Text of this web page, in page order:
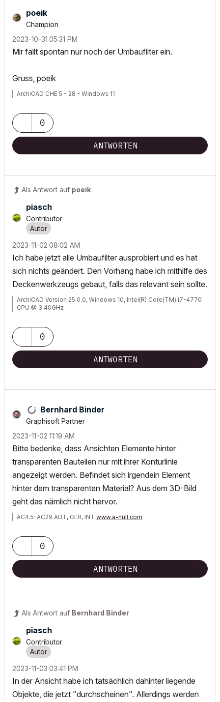
poeik
Champion
‎2023-10-31 05:31 PM
Mir fällt spontan nur noch der Umbaufilter ein.
Gruss, poeik
ArchiCAD CHE 5 - 28 - Windows 11
0
ANTWORTEN
Als Antwort auf poeik
piasch
Contributor
‎2023-11-02 08:02 AM
Ich habe jetzt alle Umbaufilter ausprobiert und es hat
sich nichts geändert. Den Vorhang habe ich mithilfe des
Deckenwerkzeugs gebaut, falls das relevant sein sollte.
ArchiCAD Version 25.0.0, Windows 10, Intel(R) Core(TM) i7-4770
CPU @ 3.40GHz
0
ANTWORTEN
Bernhard Binder
Graphisoft Partner
‎2023-11-02 11:19 AM
Bitte bedenke, dass Ansichten Elemente hinter
transparenten Bauteilen nur mit ihrer Konturlinie
angezeigt werden. Befindet sich irgendein Element
hinter dem transparenten Material? Aus dem 3D-Bild
geht das nämlich nicht hervor.
AC4.5-AC29 AUT, GER, INT www.a-null.com
0
ANTWORTEN
Als Antwort auf Bernhard Binder
piasch
Contributor
‎2023-11-03 03:41 PM
In der Ansicht habe ich tatsächlich dahinter liegende
Objekte, die jetzt "durchscheinen". Allerdings werden